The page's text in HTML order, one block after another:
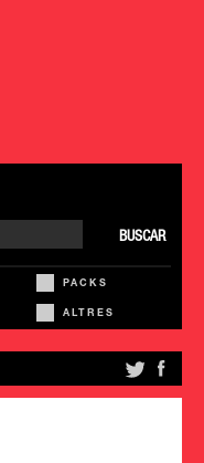
BUSCAR
PACKS
ALTRES